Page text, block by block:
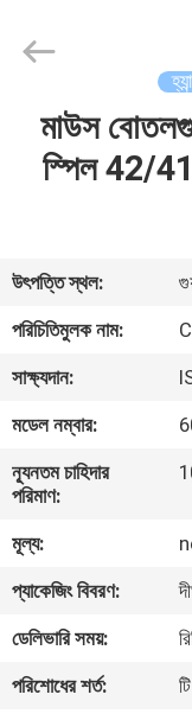
বাড়ি
আমাদের
সম্পর্কে
কারখানা
ভ্রমণ
নিয়ন্ত্রণ
যোগাযোগ
করুন
Industry
Reserved.মাউস
স্পিল 42/
উৎপত্তি স্থল:
পরিচিতিমুলক নাম:
সাক্ষ্যদান:
মডেল নম্বার:
ন্যূনতম চাহিদার
পরিমাণ:
মূল্য:
প্যাকেজিং বিবরণ:
ডেলিভারি সময়:
পরিশোধের শর্ত: